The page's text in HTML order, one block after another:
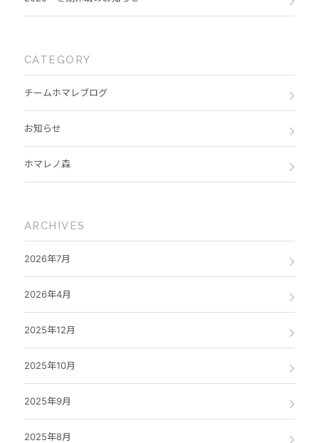
CATEGORY
チームホマレブログ
お知らせ
ホマレノ森
ARCHIVES
2026年7月
2026年4月
2025年12月
2025年10月
2025年9月
2025年8月